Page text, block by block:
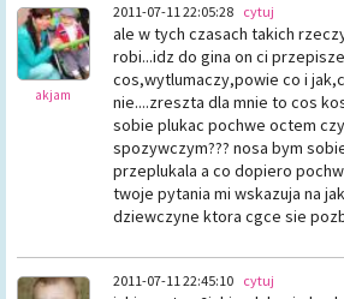
akjam
2011-07-11 22:05:28 cytuj
ale w tych czasach takich
robi...idz do gina on ci przepisze
cos,wytlumaczy,powie co i
nie....zreszta dla mnie to cos
sobie plukac pochwe octem
spozywczym??? nosa bym
przeplukala a co dopiero
twoje pytania mi wskazuja na
dziewczyne ktora cgce sie
2011-07-11 22:45:10 cytuj